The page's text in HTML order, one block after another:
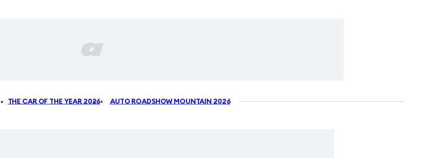
THE CAR OF THE YEAR 2026 AUTO ROADSHOW MOUNTAIN 2026